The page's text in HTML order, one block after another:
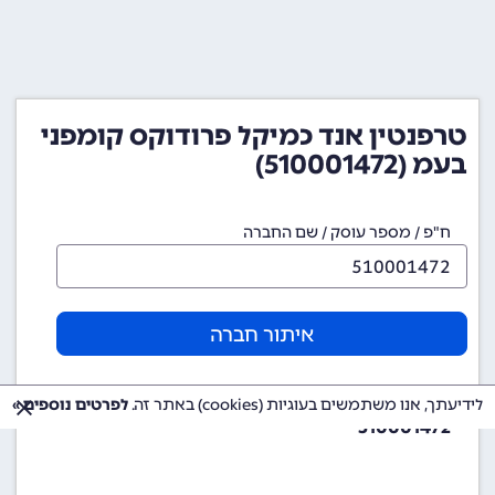
טרפנטין אנד כמיקל פרודוקס קומפני
בעמ (510001472)
ח"פ / מספר עוסק / שם החברה
איתור חברה
510001472
לידיעתך, אנו משתמשים בעוגיות (cookies) באתר זה. לפרטים נוספים »